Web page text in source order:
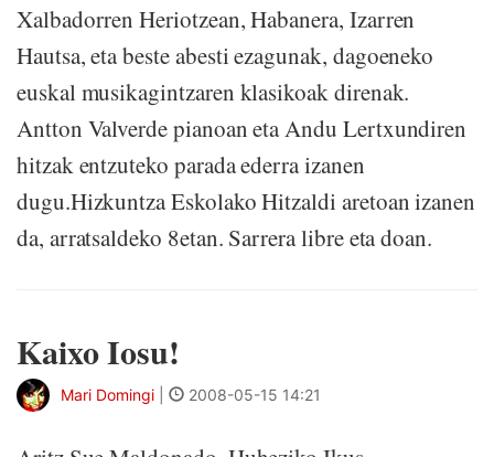
Xalbadorren Heriotzean, Habanera, Izarren
Hautsa, eta beste abesti ezagunak, dagoeneko
euskal musikagintzaren klasikoak direnak.
Antton Valverde pianoan eta Andu Lertxundiren
hitzak entzuteko parada ederra izanen
dugu.Hizkuntza Eskolako Hitzaldi aretoan izanen
da, arratsaldeko 8etan. Sarrera libre eta doan.
Kaixo Iosu!
Mari Domingi 2008-05-15 14:21